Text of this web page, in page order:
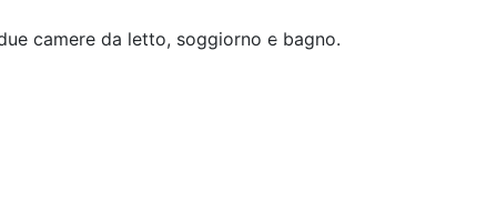
Next
camere da letto, soggiorno e bagno.